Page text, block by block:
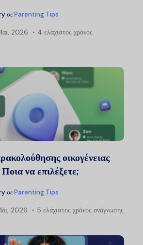
σεParenting Tips
2026
4 ελάχιστος χρόνος
οικογένειας
να επιλέξετε;
σεParenting Tips
2026 5 ελάχιστος χρόνος ανάγνωσης